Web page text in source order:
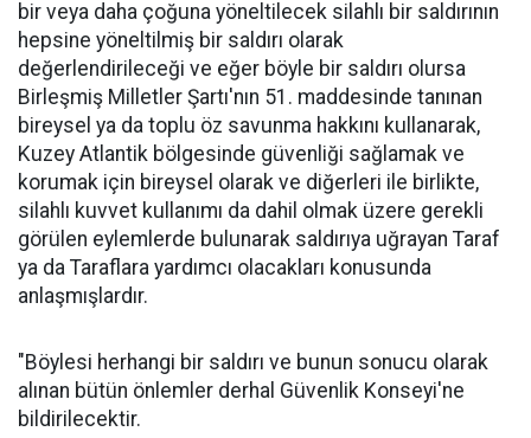
bir veya daha çoğuna yöneltilecek silahlı bir saldırının
hepsine yöneltilmiş bir saldırı olarak
değerlendirileceği ve eğer böyle bir saldırı olursa
Birleşmiş Milletler Şartı'nın 51. maddesinde tanınan
bireysel ya da toplu öz savunma hakkını kullanarak,
Kuzey Atlantik bölgesinde güvenliği sağlamak ve
korumak için bireysel olarak ve diğerleri ile birlikte,
silahlı kuvvet kullanımı da dahil olmak üzere gerekli
görülen eylemlerde bulunarak saldırıya uğrayan Taraf
ya da Taraflara yardımcı olacakları konusunda
anlaşmışlardır.
"Böylesi herhangi bir saldırı ve bunun sonucu olarak
alınan bütün önlemler derhal Güvenlik Konseyi'ne
bildirilecektir.